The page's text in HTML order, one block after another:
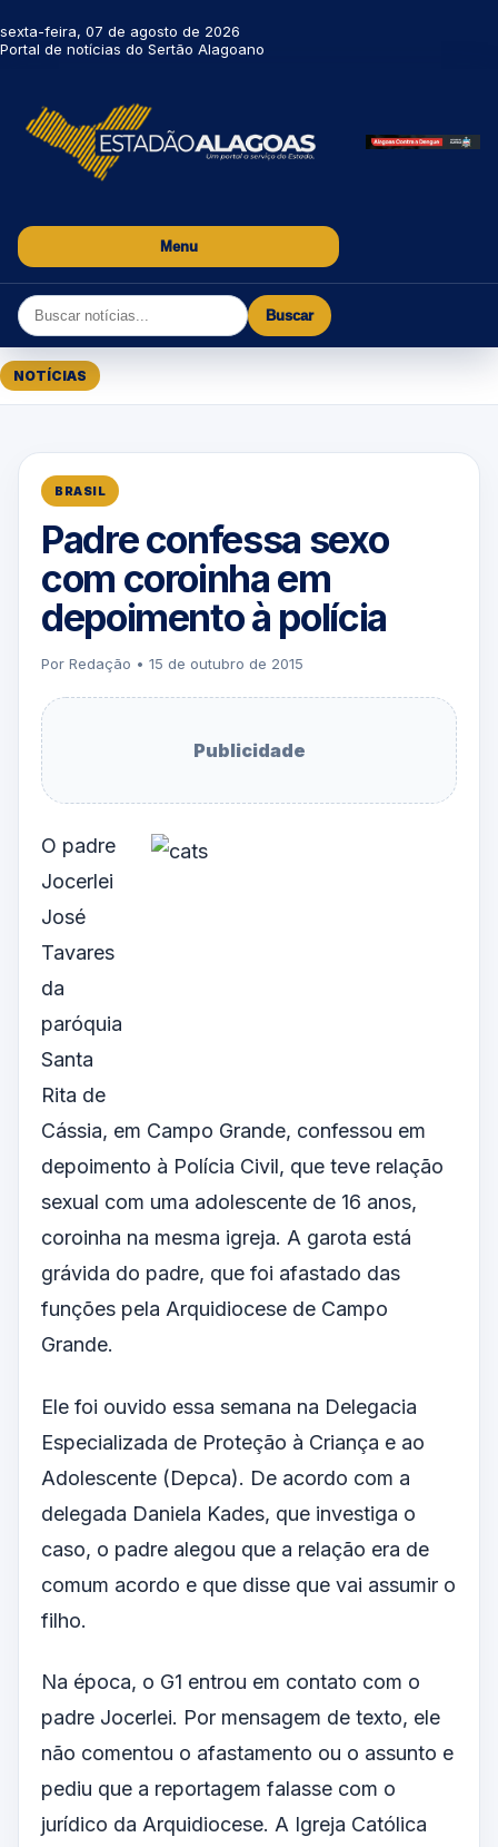
sexta-feira, 07 de agosto de 2026
Portal de notícias do Sertão Alagoano
Menu
Buscar
NOTÍCIAS
BRASIL
Padre confessa sexo
com coroinha em
depoimento à polícia
Por Redação • 15 de outubro de 2015
Publicidade
O padre
Jocerlei
José
Tavares
da
paróquia
Santa
Rita de
Cássia, em Campo Grande, confessou em
depoimento à Polícia Civil, que teve relação
sexual com uma adolescente de 16 anos,
coroinha na mesma igreja. A garota está
grávida do padre, que foi afastado das
funções pela Arquidiocese de Campo
Grande.
Ele foi ouvido essa semana na Delegacia
Especializada de Proteção à Criança e ao
Adolescente (Depca). De acordo com a
delegada Daniela Kades, que investiga o
caso, o padre alegou que a relação era de
comum acordo e que disse que vai assumir o
filho.
Na época, o G1 entrou em contato com o
padre Jocerlei. Por mensagem de texto, ele
não comentou o afastamento ou o assunto e
pediu que a reportagem falasse com o
jurídico da Arquidiocese. A Igreja Católica